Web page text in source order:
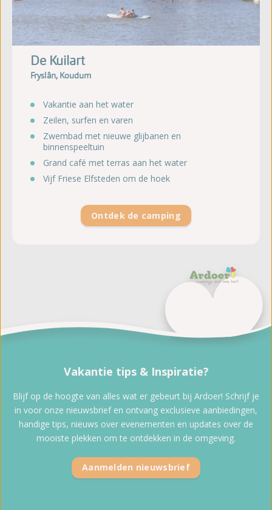
De Kuilart
Fryslân, Koudum
Vakantie aan het water
Zeilen, surfen en varen
Zwembad met nieuwe glijbanen en
binnenspeeltuin
Grand café met terras aan het water
Vijf Friese Elfsteden om de hoek
Ontdek de camping
Vakantie tips & Inspiratie?
Blijf op de hoogte van alles wat er gebeurt bij Ardoer! Schrijf je
in voor onze nieuwsbrief en ontvang exclusieve aanbiedingen,
handige tips, nieuws over evenementen en updates over de
mooiste plekken om te ontdekken in de omgeving.
Aanmelden nieuwsbrief